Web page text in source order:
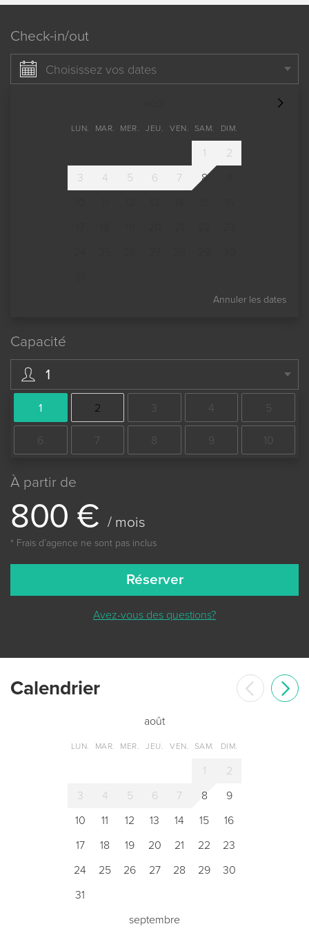
Check-in/out
Choisissez vos dates
LUN. MAR. MER. JEU. VEN. SAM. DIM.
1
2
3
4 5 6 7 8
Annuler les dates
Capacité
1
1 2 3 4 5
6 7 8 9 10
À partir de
800 € / mois
* Frais dʼagence ne sont pas inclus
Réserver
Avez-vous des questions?
Сalendrier
août
LUN. MAR. MER. JEU. VEN. SAM. DIM.
1
2
3
4 5 6 7 8
9
10
11 12 13 14 15
16
17
18 19 20 21 22
23
24
25 26 27 28 29
30
31
septembre